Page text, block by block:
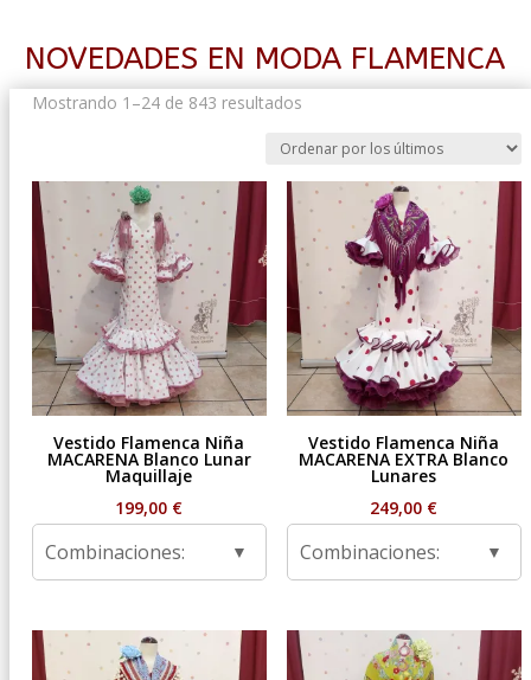
NOVEDADES EN MODA FLAMENCA
Mostrando 1–24 de 843 resultadosOrdenado
los
últimos
Vestido Flamenca Niña
MACARENA Blanco Lunar
Maquillaje
199,00 €
Combinaciones:
Vestido Flamenca Niña
MACARENA EXTRA Blanco
Lunares
249,00 €
Combinaciones: